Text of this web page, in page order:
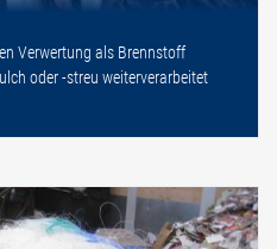
Verwertung als Brennstoff
oder -streu weiterverarbeitet